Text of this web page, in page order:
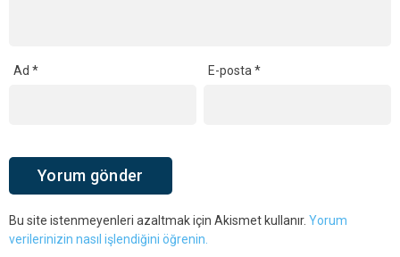
Ad * E-posta*
Bu site istenmeyenleri azaltmak için Akismet kullanır. Yorum
verilerinizin nasıl işlendiğini öğrenin.